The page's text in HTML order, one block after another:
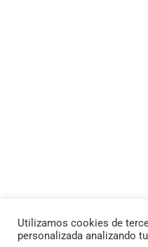
Utilizamos cookies de
personalizada analizando